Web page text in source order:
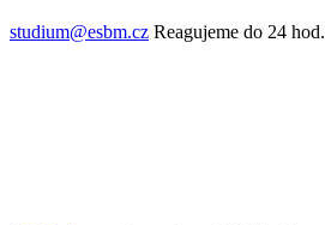
studium@esbm.cz Reagujeme do 24 hod.